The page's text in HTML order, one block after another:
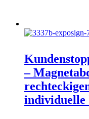
–
individuelle